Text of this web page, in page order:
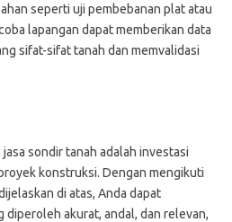
seperti uji pembebanan plat atau
lapangan dapat memberikan data
sifat-sifat tanah dan memvalidasi
sondir tanah adalah investasi
konstruksi. Dengan mengikuti
di atas, Anda dapat
diperoleh akurat, andal, dan relevan,